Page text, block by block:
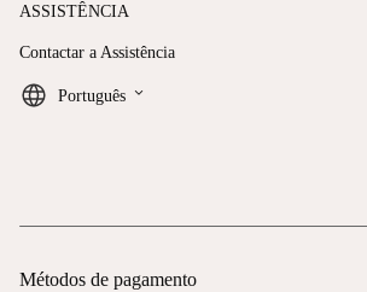
ASSISTÊNCIA
Contactar a Assistência
Português keyboard_arrow_down
Métodos de pagamento